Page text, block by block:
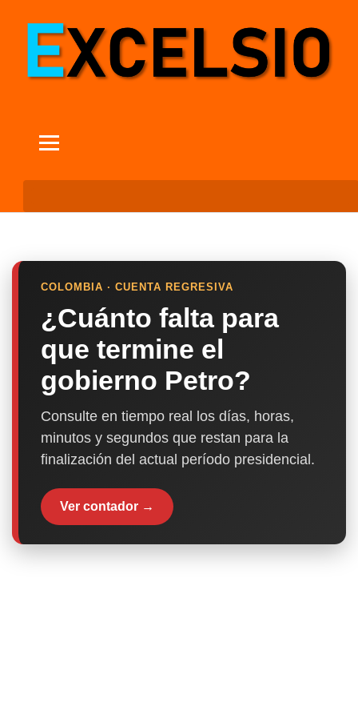
COLOMBIA · CUENTA REGRESIVA
¿Cuánto falta para
que termine el
gobierno Petro?
Consulte en tiempo real los días, horas,
minutos y segundos que restan para la
finalización del actual período presidencial.
Ver contador →